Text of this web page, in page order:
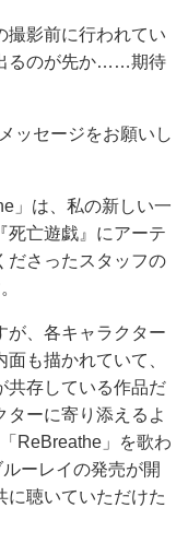
撮影前に行われてい
るのが先か……期待
ッセージをお願いし
」は、私の新しい一
死亡遊戯』にアーテ
ださったスタッフの
が、各キャラクター
も描かれていて、
共存している作品だ
ターに寄り添えるよ
ReBreathe」を歌わ
ーレイの発売が開
に聴いていただけた